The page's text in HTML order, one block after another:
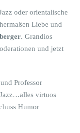
oder orientalische
Liebe und
. Grandios
und jetzt
Professor
virtuos
Humor